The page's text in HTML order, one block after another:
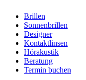
Brillen
Sonnenbrillen
Designer
Kontaktlinsen
Hörakustik
Beratung
Termin buchen